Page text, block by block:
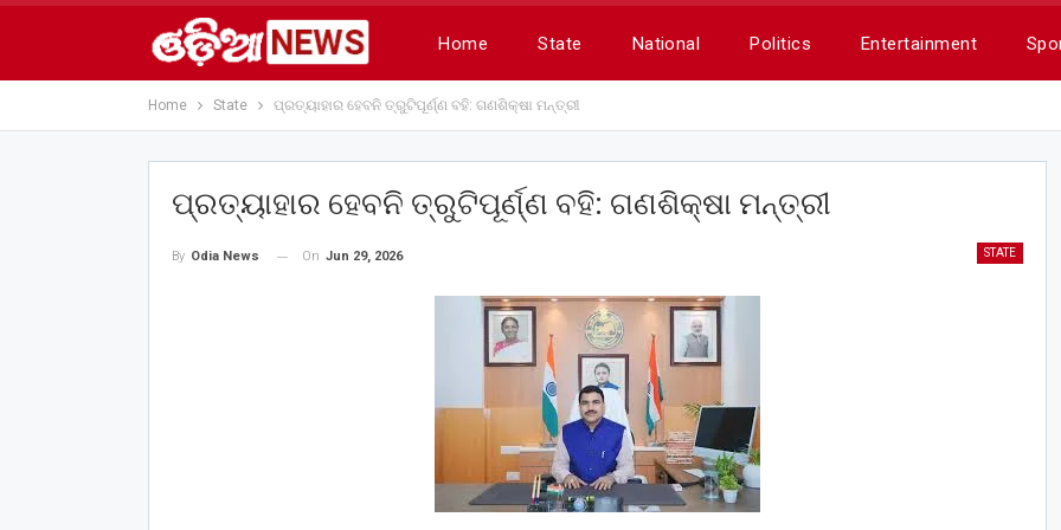
Home State National Politics Entertainment
Home State ପ୍ରତ୍ୟାହାର ହେବନି ତ୍ରୁଟିପୂର୍ଣ୍ଣ ବହି: ଗଣଶିକ୍ଷା ମନ୍ତ୍ରୀ
ପ୍ରତ୍ୟାହାର ହେବନି ତ୍ରୁଟିପୂର୍ଣ୍ଣ ବହି: ଗଣଶିକ୍ଷା ମନ୍ତ୍ରୀ
STATE
By Odia News On Jun 29, 2026